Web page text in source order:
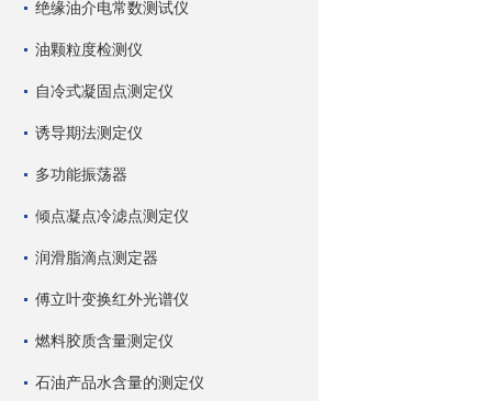
绝缘油介电常数测试仪
油颗粒度检测仪
自冷式凝固点测定仪
诱导期法测定仪
多功能振荡器
倾点凝点冷滤点测定仪
润滑脂滴点测定器
傅立叶变换红外光谱仪
燃料胶质含量测定仪
石油产品水含量的测定仪